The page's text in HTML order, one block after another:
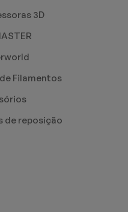
3D
Filamentos
de reposição